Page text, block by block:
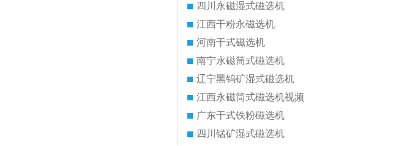
四川永磁湿式磁选机
江西干粉永磁选机
河南干式磁选机
南宁永磁筒式磁选机
辽宁黑钨矿湿式磁选机
江西永磁筒式磁选机视频
广东干式铁粉磁选机
四川锰矿湿式磁选机